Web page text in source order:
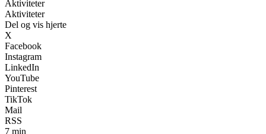
Aktiviteter
Aktiviteter
Del og vis hjerte
X
Facebook
Instagram
LinkedIn
YouTube
Pinterest
TikTok
Mail
RSS
7 min